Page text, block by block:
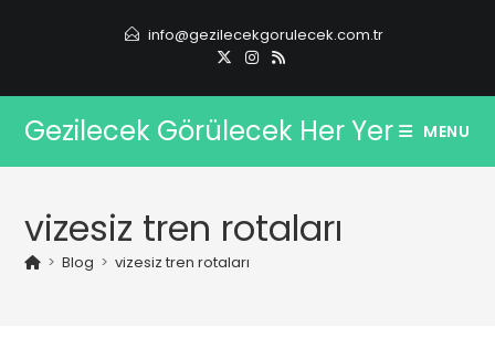
info@gezilecekgorulecek.com.tr
Gezilecek Görülecek Her Yer MENU
vizesiz tren rotaları
> Blog > vizesiz tren rotaları